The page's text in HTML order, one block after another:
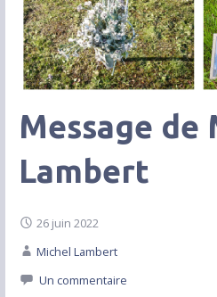
Message de
Lambert
26 juin 2022
Michel Lambert
Un commentaire